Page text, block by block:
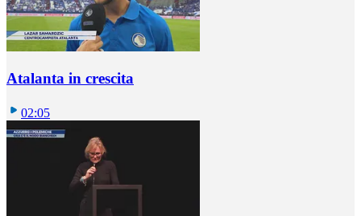
Atalanta in crescita
02:05